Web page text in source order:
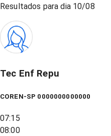
Resultados para dia 10/08
Tec Enf Repu
COREN-SP 0000000000000
07:15
08:00